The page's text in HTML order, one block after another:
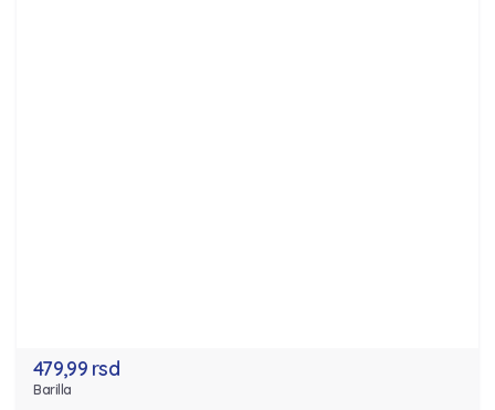
479,99 rsd
Barilla